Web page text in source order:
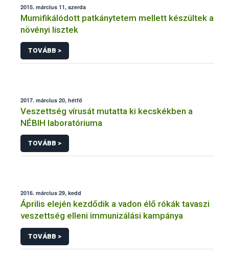
2015. március 11, szerda
Mumifikálódott patkánytetem mellett készültek a
növényi lisztek
TOVÁBB >
2017. március 20, hétfő
Veszettség vírusát mutatta ki kecskékben a
NÉBIH laboratóriuma
TOVÁBB >
2016. március 29, kedd
Április elején kezdődik a vadon élő rókák tavaszi
veszettség elleni immunizálási kampánya
TOVÁBB >